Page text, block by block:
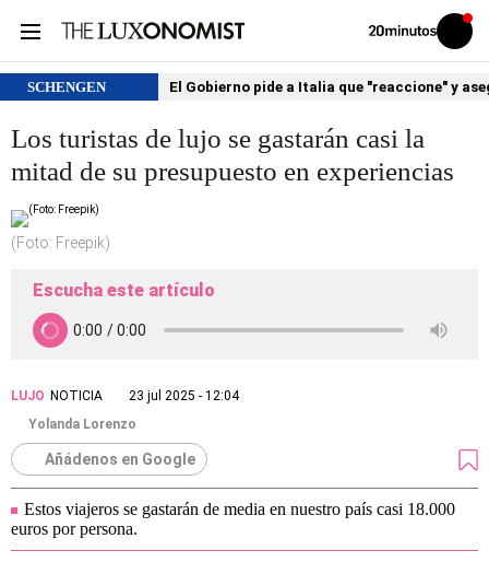
Volver
Iniciar
sesión
SCHENGEN El Gobierno pide a Italia que "reaccione" y
Los turistas de lujo se gastarán casi la
mitad de su presupuesto en experiencias
(Foto: Freepik)
Escucha este artículo
LUJO NOTICIA
23 jul 2025 - 12:04
Yolanda Lorenzo
Añádenos en Google
Estos viajeros se gastarán de media en nuestro país casi 18.000
euros por persona.